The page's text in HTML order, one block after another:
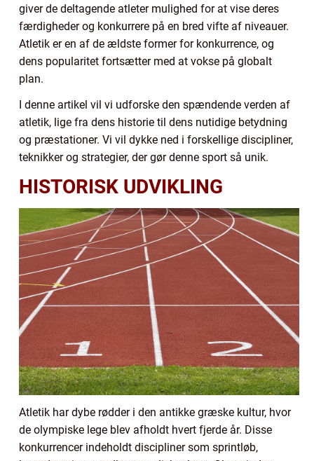
giver de deltagende atleter mulighed for at vise deres
færdigheder og konkurrere på en bred vifte af niveauer.
Atletik er en af de ældste former for konkurrence, og
dens popularitet fortsætter med at vokse på globalt
plan.
I denne artikel vil vi udforske den spændende verden af
atletik, lige fra dens historie til dens nutidige betydning
og præstationer. Vi vil dykke ned i forskellige discipliner,
teknikker og strategier, der gør denne sport så unik.
HISTORISK UDVIKLING
Atletik har dybe rødder i den antikke græske kultur, hvor
de olympiske lege blev afholdt hvert fjerde år. Disse
konkurrencer indeholdt discipliner som sprintløb,